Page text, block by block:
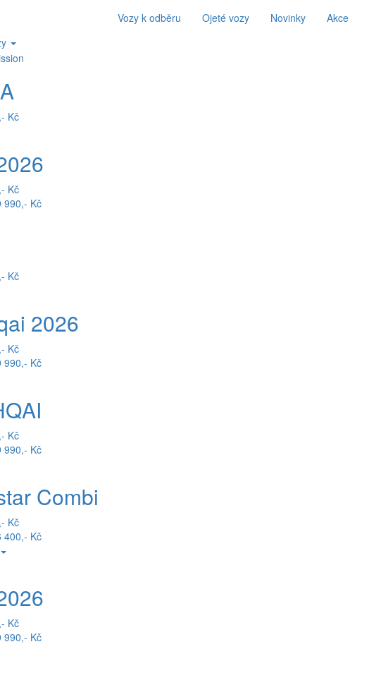
Kč
Kč
990,- Kč
Kč
2026
Kč
990,- Kč
Kč
990,- Kč
Combi
Kč
400,- Kč
Kč
990,- Kč
Vozy k odběru Ojeté vozy Novinky Akce